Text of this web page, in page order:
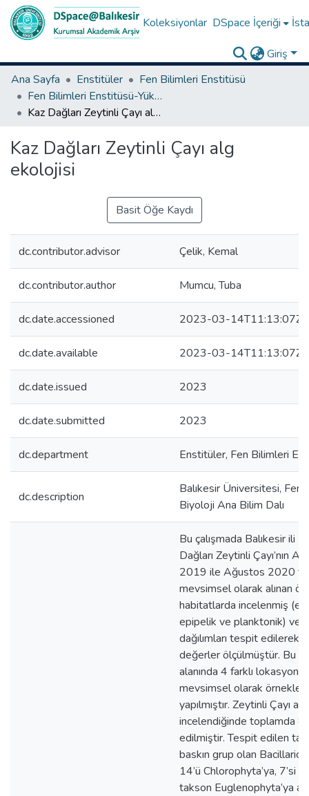
Koleksiyonlar DSpace İçeriği
Giriş
Ana Sayfa
Enstitüler
Fen Bilimleri Enstitüsü
Fen Bilimleri Enstitüsü-Yüksek Lisans Tezleri
Kaz Dağları Zeytinli Çayı alg ekolojisi
Kaz Dağları Zeytinli Çayı alg
ekolojisi
Basit Öğe Kaydı
dc.contributor.advisor Çelik, Kemal
dc.contributor.author Mumcu, Tuba
dc.date.accessioned 2023-03-14T11:13:07Z
dc.date.available 2023-03-14T11:13:07Z
dc.date.issued 2023
dc.date.submitted 2023
dc.department Enstitüler, Fen Bilimleri
dc.description
Balıkesir Üniversitesi, Fen
Biyoloji Ana Bilim Dalı
Bu çalışmada Balıkesir ili
Dağları Zeytinli Çayı’nın
2019 ile Ağustos 2020
mevsimsel olarak alınan
habitatlarda incelenmiş
epipelik ve planktonik) ve
dağılımları tespit edilerek
değerler ölçülmüştür. Bu
alanında 4 farklı lokasyon
mevsimsel olarak örnekler
yapılmıştır. Zeytinli Çayı
incelendiğinde toplamda
edilmiştir. Tespit edilen
baskın grup olan
14’ü Chlorophyta’ya, 7’si
takson Euglenophyta’ya